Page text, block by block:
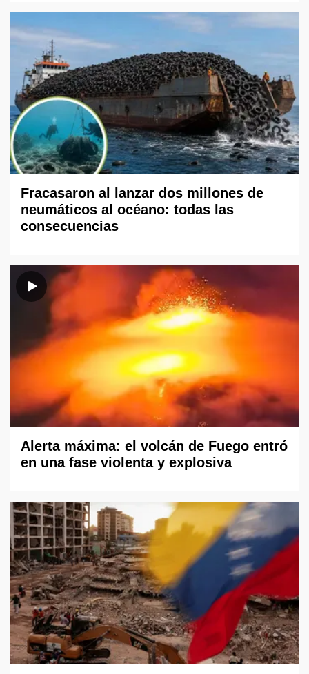
Fracasaron al lanzar dos millones de
neumáticos al océano: todas las
consecuencias
Alerta máxima: el volcán de Fuego entró
en una fase violenta y explosiva